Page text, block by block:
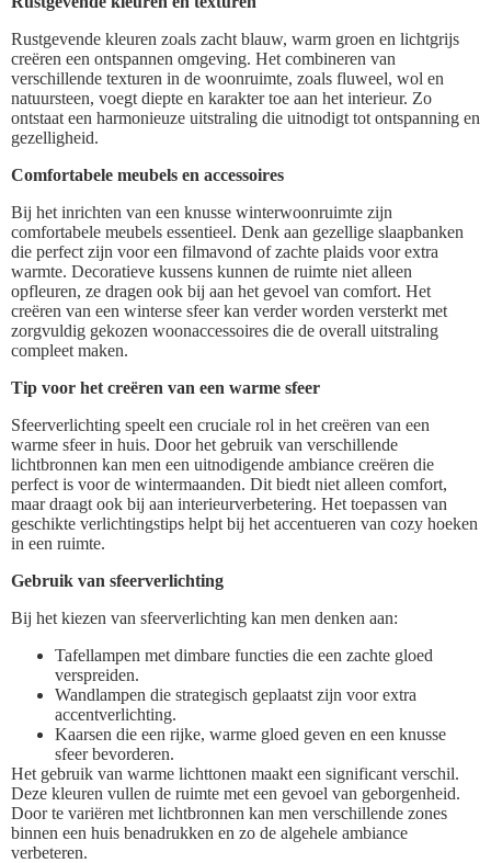
Rustgevende kleuren zoals zacht blauw, warm groen en lichtgrijs
creëren een ontspannen omgeving. Het combineren van
verschillende texturen in de woonruimte, zoals fluweel, wol en
natuursteen, voegt diepte en karakter toe aan het interieur. Zo
ontstaat een harmonieuze uitstraling die uitnodigt tot ontspanning en
gezelligheid.
Comfortabele meubels en accessoires
Bij het inrichten van een knusse winterwoonruimte zijn
comfortabele meubels essentieel. Denk aan gezellige slaapbanken
die perfect zijn voor een filmavond of zachte plaids voor extra
warmte. Decoratieve kussens kunnen de ruimte niet alleen
opfleuren, ze dragen ook bij aan het gevoel van comfort. Het
creëren van een winterse sfeer kan verder worden versterkt met
zorgvuldig gekozen woonaccessoires die de overall uitstraling
compleet maken.
Tip voor het creëren van een warme sfeer
Sfeerverlichting speelt een cruciale rol in het creëren van een
warme sfeer in huis. Door het gebruik van verschillende
lichtbronnen kan men een uitnodigende ambiance creëren die
perfect is voor de wintermaanden. Dit biedt niet alleen comfort,
maar draagt ook bij aan interieurverbetering. Het toepassen van
geschikte verlichtingstips helpt bij het accentueren van cozy hoeken
in een ruimte.
Gebruik van sfeerverlichting
Bij het kiezen van sfeerverlichting kan men denken aan:
Tafellampen met dimbare functies die een zachte gloed
verspreiden.
Wandlampen die strategisch geplaatst zijn voor extra
accentverlichting.
Kaarsen die een rijke, warme gloed geven en een knusse
sfeer bevorderen.
Het gebruik van warme lichttonen maakt een significant verschil.
Deze kleuren vullen de ruimte met een gevoel van geborgenheid.
Door te variëren met lichtbronnen kan men verschillende zones
binnen een huis benadrukken en zo de algehele ambiance
verbeteren.